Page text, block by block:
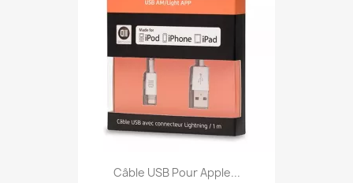
Câble USB Pour Apple...